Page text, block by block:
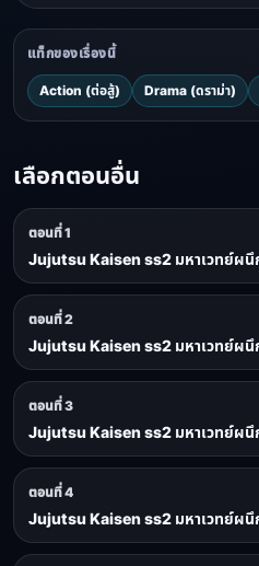
แท็กของเรื่องนี้
Action (ต่อสู้) Drama (ดราม่า)
เลือกตอนอื่น
ตอนที่ 1
ตอนที่ 2
ตอนที่ 3
ตอนที่ 4